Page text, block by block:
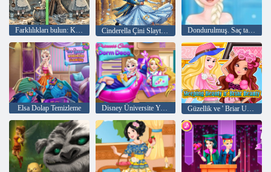
Farklılıkları bulun: Külkedisi Cinderella Çini Slayt Yarışması Dondurulmuş. Saç tasarım
Elsa Dolap Temizleme Disney Üniversite Yurdu Dekor Güzellik ve ' Briar Uyuyan